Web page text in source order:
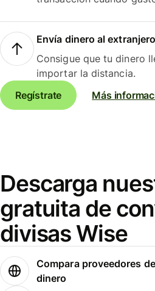
Envía dinero al
Consigue que tu dinero
importar la distancia.
Regístrate
Más
Descarga
gratuita de
divisas Wise
Compara proveedores
dinero